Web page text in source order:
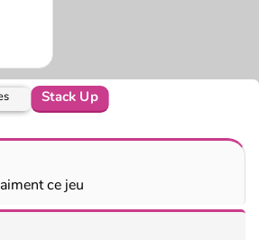
Stack Up
ce jeu